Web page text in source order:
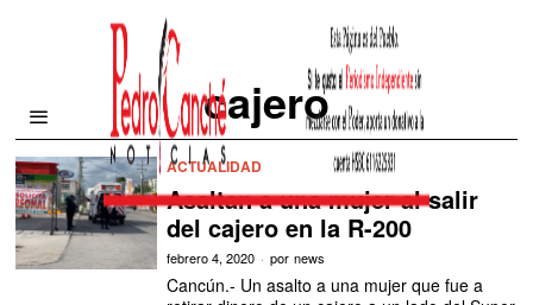
cajero
ACTUALIDAD
Asaltan a una mujer al salir
del cajero en la R-200
febrero 4, 2020 por news
Cancún.- Un asalto a una mujer que fue a